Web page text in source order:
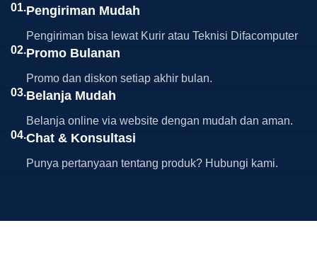
01.Pengiriman Mudah
Pengiriman bisa lewat Kurir atau Teknisi Difacomputer
02.Promo Bulanan
Promo dan diskon setiap akhir bulan.
03.Belanja Mudah
Belanja online via website dengan mudah dan aman.
04.Chat & Konsultasi
Punya pertanyaan tentang produk? Hubungi kami.